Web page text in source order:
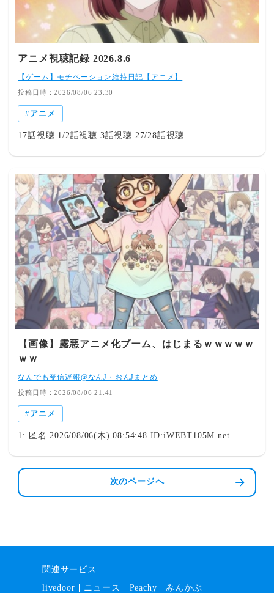
アニメ視聴記録 2026.8.6
【ゲーム】モチベーション維持日記【アニメ】
投稿日時：2026/08/06 23:30
アニメ
17話視聴 1/2話視聴 3話視聴 27/28話視聴
【画像】露悪アニメ化ブーム、はじまるｗｗｗｗｗ
ｗｗ
なんでも受信遅報@なんJ・おんJまとめ
投稿日時：2026/08/06 21:41
アニメ
1: 匿名 2026/08/06(木) 08:54:48 ID:iWEBT105M.net
次のページへ
関連サービス
livedoor
ニュース Peachy みんかぶ